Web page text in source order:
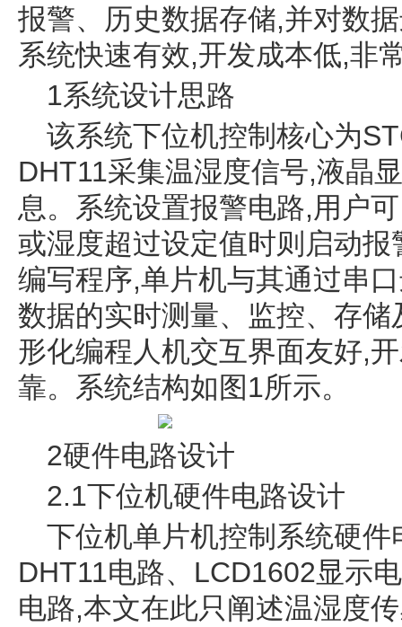
报警、历史数据存储,并对数
系统快速有效,开发成本低,非
1系统设计思路
该系统下位机控制核心为
DHT11采集温湿度信号,液晶
息。系统设置报警电路,用户
或湿度超过设定值时则启动
编写程序,单片机与其通过串
数据的实时测量、监控、存
形化编程人机交互界面友好,
靠。系统结构如图1所示。
2硬件电路设计
2.1下位机硬件电路设计
下位机单片机控制系统硬
DHT11电路、LCD1602显示
电路,本文在此只阐述温湿度